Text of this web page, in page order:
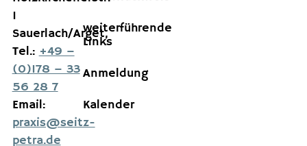
1
Sauerlach/Arget,
Tel.:+49 –
(0)178 – 33
56 28 7
Email:
praxis@seitz-
petra.de
weiterführende
Links
Anmeldung
Kalender